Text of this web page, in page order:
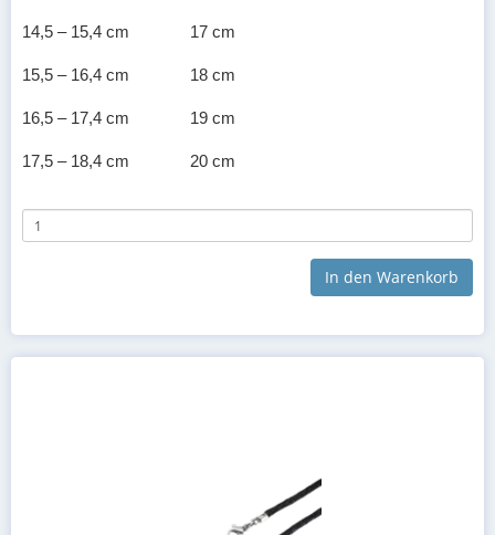
14,5 – 15,4 cm 17 cm
15,5 – 16,4 cm 18 cm
16,5 – 17,4 cm 19 cm
17,5 – 18,4 cm 20 cm
18,5 – 19,4 cm 21 cm
19,5 – 20,4 cm 22 cm
In den Warenkorb